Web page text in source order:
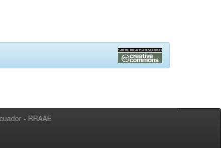
- RRAAE